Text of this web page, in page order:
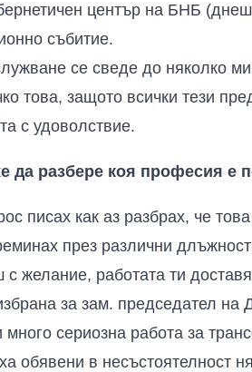
център на БНБ
събитие.
се сведе до няколко
това, защото всички тези
с удоволствие.
да разбере коя професия е
писах как аз разбрах, че
през различни
с желание, работата ти
за зам. председател
сериозна работа за
обявени в несъстоятелност